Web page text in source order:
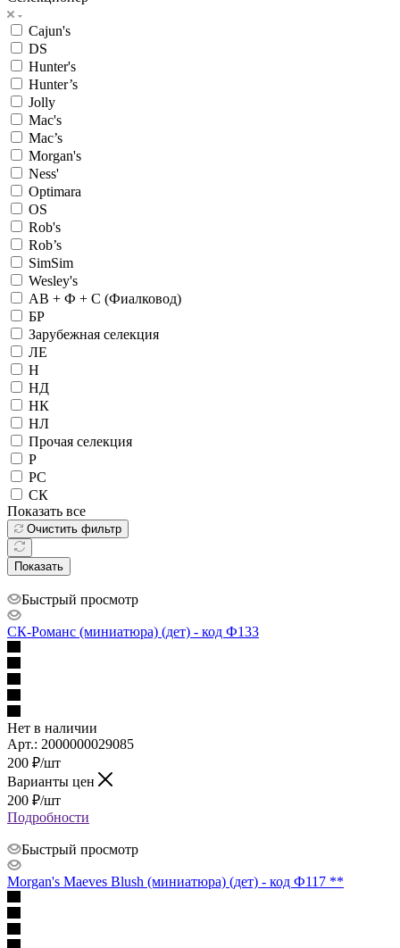
Cajun's
DS
Hunter's
Hunter’s
Jolly
Mac's
Mac’s
Morgan's
Ness'
Optimara
OS
Rob's
Rob’s
SimSim
Wesley's
АВ + Ф + С (Фиалковод)
БР
Зарубежная селекция
ЛЕ
Н
НД
НК
НЛ
Прочая селекция
Р
РС
СК
Показать все
Очистить фильтр
Показать
Быстрый просмотр
СК-Романс (миниатюра) (дет) - код Ф133
Нет в наличии
Арт.: 2000000029085
200 ₽/шт
Варианты цен
200 ₽/шт
Подробности
Быстрый просмотр
Morgan's Maeves Blush (миниатюра) (дет) - код Ф117 **